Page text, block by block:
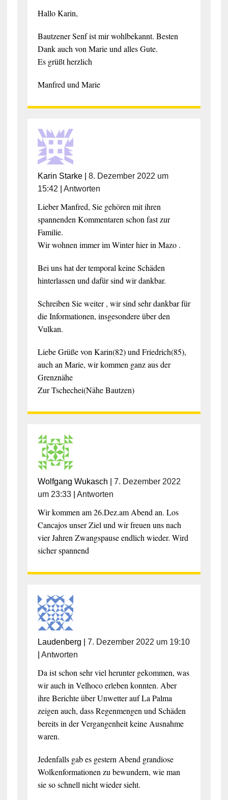
Hallo Karin,
Bautzener Senf ist mir wohlbekannt. Besten
Dank auch von Marie und alles Gute.
Es grüßt herzlich
Manfred und Marie
Karin Starke| 8. Dezember 2022 um
15:42
Antworten
Lieber Manfred, Sie gehören mit ihren
spannenden Kommentaren schon fast zur
Familie.
Wir wohnen immer im Winter hier in Mazo .
Bei uns hat der temporal keine Schäden
hinterlassen und dafür sind wir dankbar.
Schreiben Sie weiter , wir sind sehr dankbar für
die Informationen, insgesondere über den
Vulkan.
Liebe Grüße von Karin(82) und Friedrich(85),
auch an Marie, wir kommen ganz aus der
Grenznähe
Zur Tschechei(Nähe Bautzen)
Wolfgang Wukasch
7. Dezember 2022
um 23:33| Antworten
Wir kommen am 26.Dez.am Abend an. Los
Cancajos unser Ziel und wir freuen uns nach
vier Jahren Zwangspause endlich wieder. Wird
sicher spannend
Laudenberg
7. Dezember 2022 um 19:10
Antworten
Da ist schon sehr viel herunter gekommen, was
wir auch in Velhoco erleben konnten. Aber
ihre Berichte über Unwetter auf La Palma
zeigen auch, dass Regenmengen und Schäden
bereits in der Vergangenheit keine Ausnahme
waren.
Jedenfalls gab es gestern Abend grandiose
Wolkenformationen zu bewundern, wie man
sie so schnell nicht wieder sieht.